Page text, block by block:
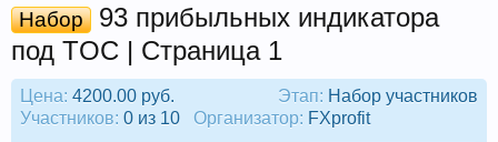
Набор
93 прибыльных индикатора
под TOC | Страница 1
Этап: Набор участников
Цена: 4200.00 руб.
Участников: 0 из 10 Организатор: FXprofit